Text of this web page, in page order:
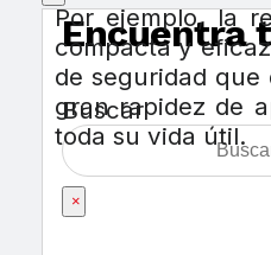
Encuentra
Buscar
×
Por ejemplo, la
compacta y
de seguridad
gran rapidez de
toda su vida útil.